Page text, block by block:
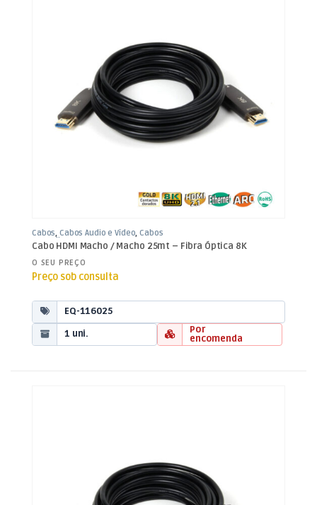
Cabos ,Cabos Áudio e Vídeo ,Cabos
HDMI Fibra
Cabo HDMI Macho / Macho 25mt – Fibra Óptica 8K
O SEU PREÇO
Preço sob consulta
EQ-116025
1 uni.
Por
encomenda